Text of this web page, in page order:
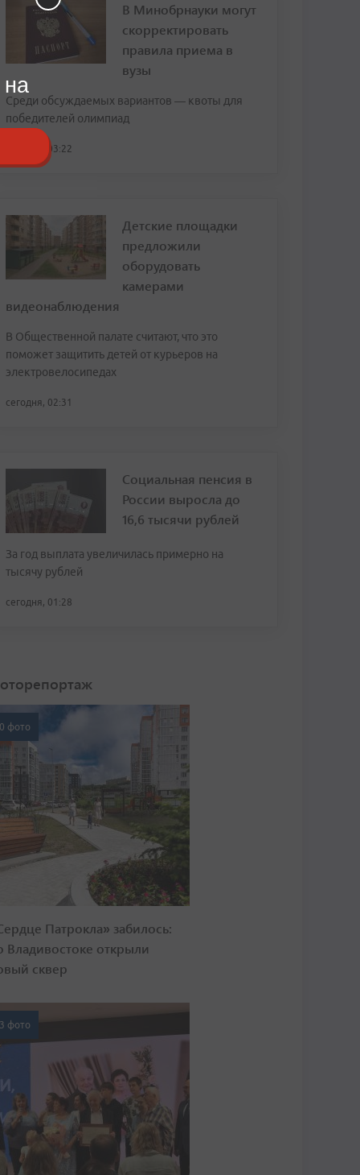
В Минобрнауки могут
скорректировать
правила приема в
вузы
Среди обсуждаемых вариантов — квоты для
победителей олимпиад
сегодня, 03:22
Детские площадки
предложили
оборудовать
камерами
видеонаблюдения
В Общественной палате считают, что это
поможет защитить детей от курьеров на
электровелосипедах
сегодня, 02:31
Социальная пенсия в
России выросла до
16,6 тысячи рублей
За год выплата увеличилась примерно на
тысячу рублей
сегодня, 01:28
фото
Патрокла» забилось:
Владивостоке открыли
сквер
фото